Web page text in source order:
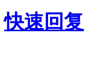
快速回复